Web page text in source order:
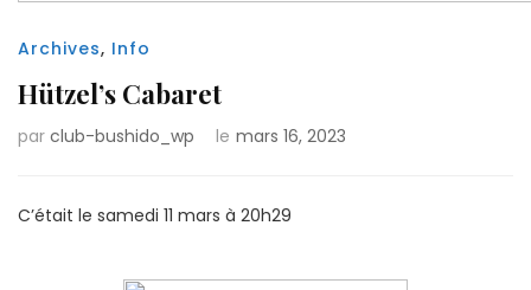
Archives, Info
Hützel’s Cabaret
par club-bushido_wp le mars 16, 2023
C’était le samedi 11 mars à 20h29